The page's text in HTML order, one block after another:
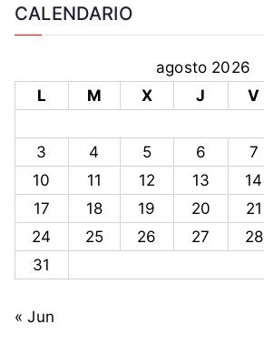
CALENDARIO
agosto 2026
L
M X J V
3
4 5 6 7
10
11 12 13 14
17
18 19 20 21
24
25 26 27 28
31
« Jun